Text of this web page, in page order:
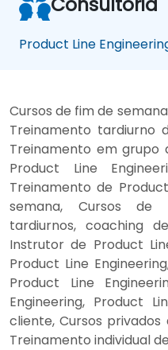
Product Line
Cursos de fim de
Treinamento tardiurno
Treinamento em grupo
Product Line
Treinamento de
semana, Cursos de
tardiurnos, coaching
Instrutor de Product
Product Line
Product Line
Engineering, Product
cliente, Cursos privados
Treinamento individual